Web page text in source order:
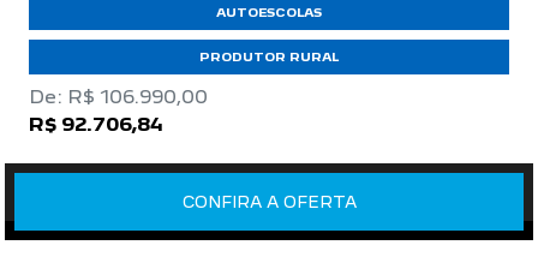
AUTOESCOLAS
PRODUTOR RURAL
De: R$ 106.990,00
R$ 92.706,84
CONFIRA A OFERTA